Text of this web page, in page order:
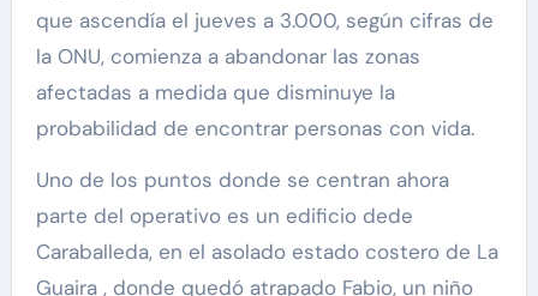
que ascendía el jueves a 3.000, según cifras de
la ONU, comienza a abandonar las zonas
afectadas a medida que disminuye la
probabilidad de encontrar personas con vida.
Uno de los puntos donde se centran ahora
parte del operativo es un edificio dede
Caraballeda, en el asolado estado costero de La
Guaira , donde quedó atrapado Fabio, un niño